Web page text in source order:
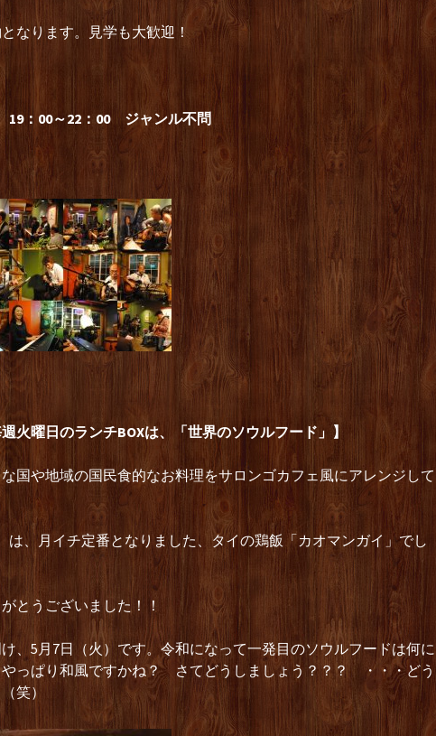
なります。見学も大歓迎！
：00～22：00 ジャンル不問
火曜日のランチBOXは、「世界のソウルフード」】
国や地域の国民食的なお料理をサロンゴカフェ風にアレンジして
は、月イチ定番となりました、タイの鶏飯「カオマンガイ」でし
とうございました！！
、5月7日（火）です。令和になって一発目のソウルフードは何に
っぱり和風ですかね？ さてどうしましょう？？？ ・・・どう
笑）